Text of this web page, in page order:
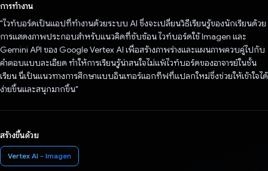
การทำงาน
"ไวท์บอร์ดเป็นแอปที่ทำงานด้วยระบบ AI ซึ่งจะเปลี่ยนวิธีเรียนรู้ของนักเรียนด้วย
การแสดงภาพประกอบสำหรับแนวคิดที่ซับซ้อน ไวท์บอร์ดใช้ Imagen และ
Gemini API ของ Google Vertex AI เพื่อสร้างภาพร่างและแผนภาพควบคู่ไปกับ
คำตอบแบบละเอียด ทำให้การเรียนรู้น่าสนใจไม่แพ้ไวท์บอร์ดของอาจารย์ในชั้น
เรียน นี่เป็นแนวทางการศึกษาแบบอินเทอร์แอกทีฟที่แปลกใหม่ซึ่งช่วยให้เข้าใจได้
ง่ายขึ้นและสนุกมากขึ้น"
สร้างขึ้นด้วย
Vertex AI - Imagen